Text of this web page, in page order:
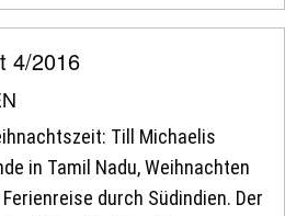
4/2016
Till Michaelis
in Tamil Nadu, Weihnachten
durch Südindien. Der